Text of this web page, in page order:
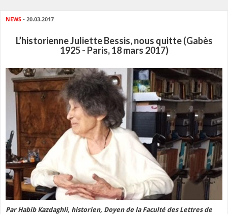
NEWS - 20.03.2017
L’historienne Juliette Bessis, nous quitte (Gabès
1925 - Paris, 18 mars 2017)
Par Habib Kazdaghli, historien, Doyen de la Faculté des Lettres de